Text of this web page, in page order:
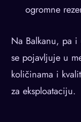
ogromne
Na Balkanu, pa i
se pojavljuje u
količinama i
za eksploataciju.